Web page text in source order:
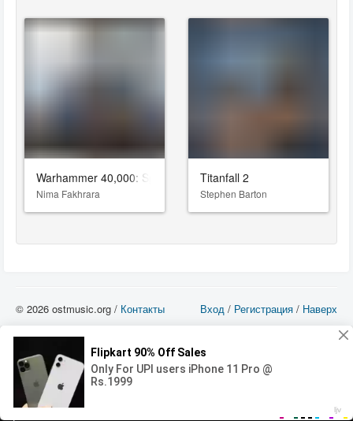
Error loading media: File could not be played 00:00
Warhammer 40,000: Space Marine 2
Nima Fakhrara
Titanfall 2
Stephen Barton
Вход / Регистрация / Наверх
© 2026 ostmusic.org / Контакты
можете использовать такие материалы только в том в случае, если
использование производится с ознакомительными целями - для прочих целей
вы должны приобрести лицензионную запись.